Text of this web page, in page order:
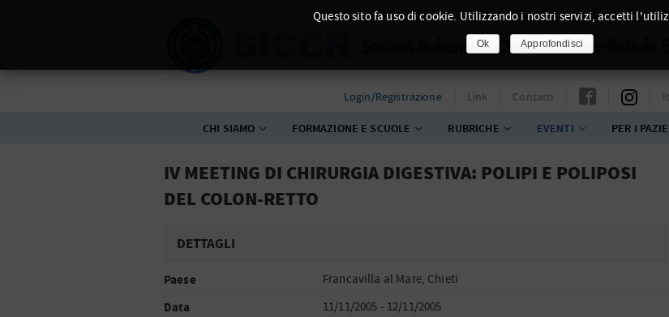
Login/Registrazione Link Contatti
CHI SIAMO FORMAZIONE E SCUOLE RUBRICHE EVENTI PER I
IV MEETING DI CHIRURGIA DIGESTIVA: POLIPI E POLIPOSI
DEL COLON-RETTO
DETTAGLI
Paese Francavilla al Mare, Chieti
Data 11/11/2005 - 12/11/2005
Questo sito fa uso di cookie. Utilizzando i nostri servizi, accetti
Ok Approfondisci